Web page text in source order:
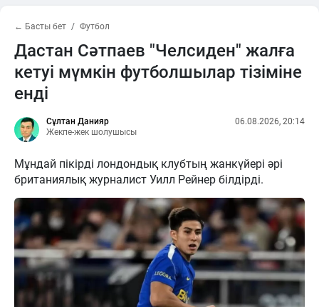
← Басты бет Футбол
Дастан Сәтпаев "Челсиден" жалға
кетуі мүмкін футболшылар тізіміне
енді
Сұлтан Данияр
Жекпе-жек шолушысы
06.08.2026, 20:14
Мұндай пікірді лондондық клубтың жанкүйері әрі
британиялық журналист Уилл Рейнер білдірді.